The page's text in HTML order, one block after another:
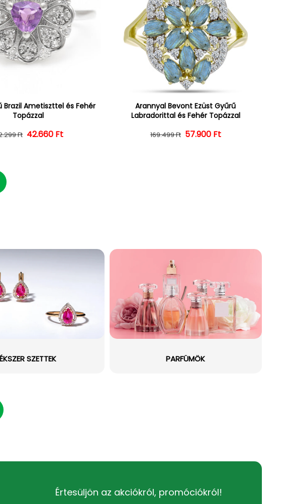
Brazil Ametiszttel és Fehér
Topázzal
Normál ár
Ft Kedvezményes ár
42.660 Ft
Arannyal Bevont Ezüst Gyűrű
Labradorittal és Fehér Topázzal
Normál ár
169.499 Ft Kedvezményes ár
57.900 Ft
ÉKSZER SZETTEK PARFÜMÖK
Értesüljön az akciókról, promóciókról!